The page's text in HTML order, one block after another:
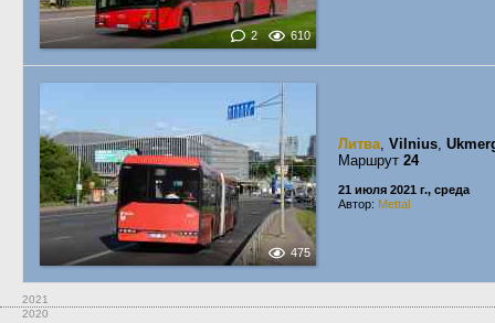
2 610
475
Литва, Vilnius,
Маршрут 24
21 июля 2021 г., среда
Автор: Mettal
2021
2020